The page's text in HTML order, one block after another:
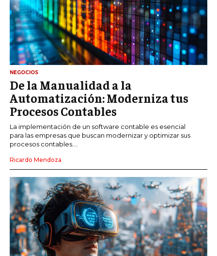
NEGOCIOS
De la Manualidad a la
Automatización: Moderniza tus
Procesos Contables
La implementación de un software contable es esencial
para las empresas que buscan modernizar y optimizar sus
procesos contables....
Ricardo Mendoza